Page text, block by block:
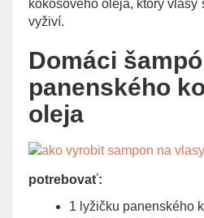
kokosového oleja, ktorý vlasy
vyživí.
Domáci
panenského
oleja
potrebovať:
1 lyžičku panenského